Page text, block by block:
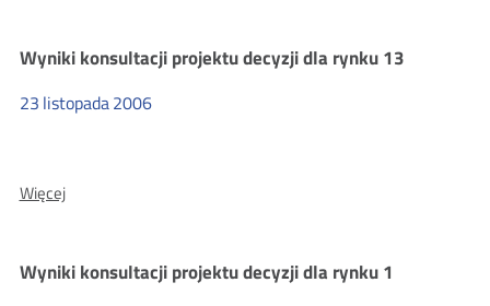
Wyniki
konsultacji
Wyniki konsultacji projektu decyzji dla rynku 13
23 listopada2006
WięcejO:
decyzji
Wyniki konsultacji projektu decyzji dla rynku 1